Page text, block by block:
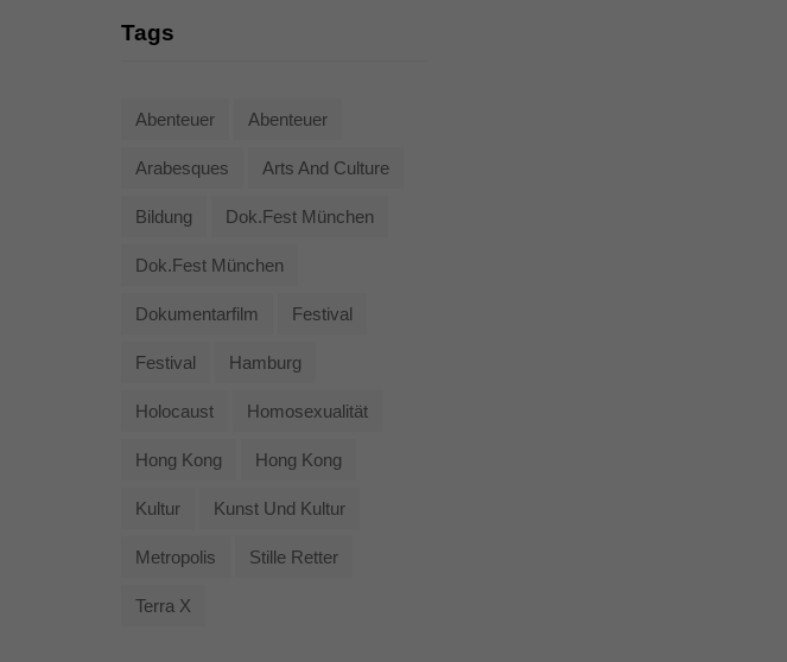
Tags
Abenteuer Abenteuer
Arabesques Arts And Culture
Bildung Dok.fest München
Dok.fest München
Dokumentarfilm Festival
Festival Hamburg
Holocaust Homosexualität
Hong Kong Hong Kong
Kultur Kunst Und Kultur
Metropolis Stille Retter
Terra X